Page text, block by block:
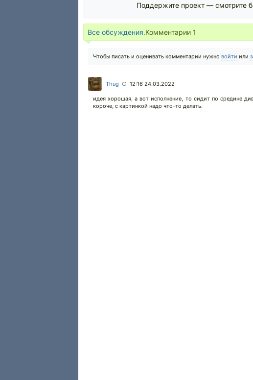
Поддержите проект — смотрите
Все обсуждения.Комментарии 1
Чтобы писать и оценивать комментарии нужно войти или
Thug ○ 12:16 24.03.2022
идея хорошая, а вот исполнение, то сидит по средине
короче, с картинкой надо что-то делать.